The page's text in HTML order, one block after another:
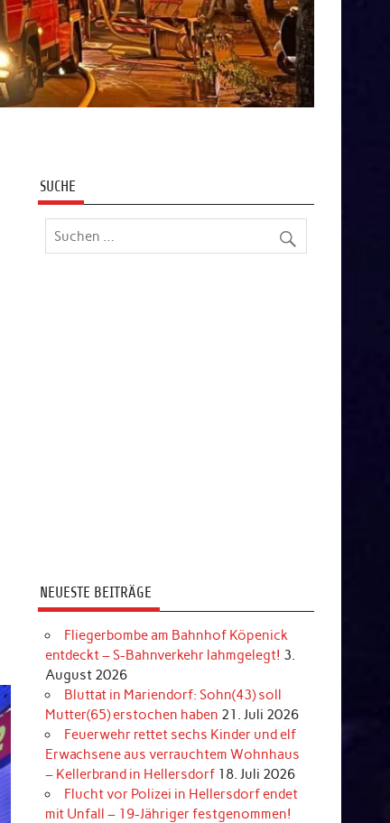
SUCHE
NEUESTE BEITRÄGE
Fliegerbombe am Bahnhof Köpenick
entdeckt – S-Bahnverkehr lahmgelegt! 3.
August 2026
Bluttat in Mariendorf: Sohn(43) soll
Mutter(65) erstochen haben 21. Juli 2026
Feuerwehr rettet sechs Kinder und elf
Erwachsene aus verrauchtem Wohnhaus
– Kellerbrand in Hellersdorf 18. Juli 2026
Flucht vor Polizei in Hellersdorf endet
mit Unfall – 19-Jähriger festgenommen!